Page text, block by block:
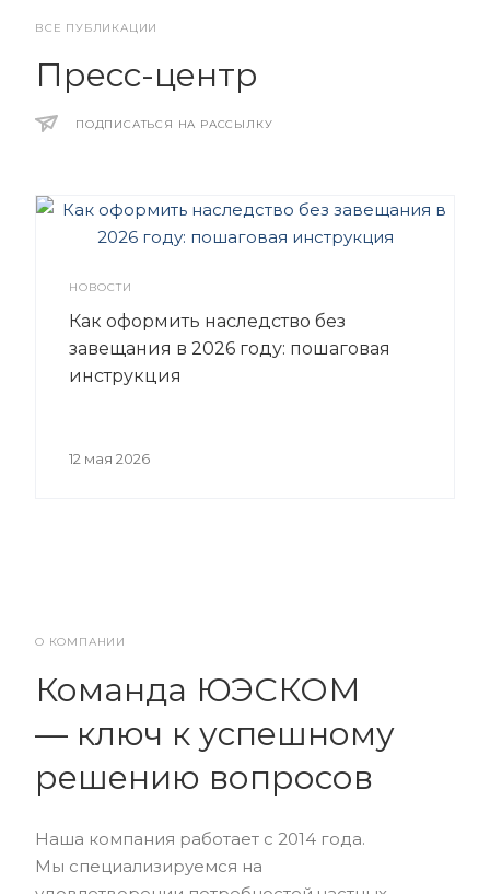
ВСЕ ПУБЛИКАЦИИ
Пресс-центр
ПОДПИСАТЬСЯ НА РАССЫЛКУ
НОВОСТИ
Как оформить наследство без
завещания в 2026 году: пошаговая
инструкция
12 мая 2026
О КОМПАНИИ
Команда ЮЭСКОМ
— ключ к успешному
решению вопросов
Наша компания работает с 2014 года.
Мы специализируемся на